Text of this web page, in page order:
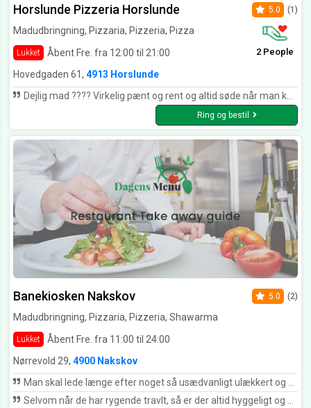
Horslunde Pizzeria Horslunde
Madudbringning, Pizzaria, Pizzeria, Pizza
Lukket Åbent Fre. fra 12:00 til 21:00
5.0 (1)
2 People
Hovedgaden 61, 4913 Horslunde
Dejlig mad ???? Virkelig pænt og rent og altid søde når man kommer????????
Ring og bestil
Banekiosken Nakskov
Madudbringning, Pizzaria, Pizzeria, Shawarma
Lukket Åbent Fre. fra 11:00 til 24:00
5.0 (2)
Nørrevold 29, 4900 Nakskov
Man skal lede længe efter noget så usædvanligt ulækkert og snusket som Banekiosken i Nakskov. Menuen ser ok ud og prisen også, men Holy fuck, det mad de slinger over disken kan slå en død hest ihjel. Deres koncept af en salat består af noget det ligner dag gammelt genbrug. Seriøst, min kæreste spiser ikke dressing med der var deressing på tomaterne og agurkerne, underligt ikke?? Hold jer langt væk fra den skumle pizza koisk i Nakskov.
Selvom når de har rygende travlt, så er der altid hyggeligt og deres hjemmelavede pitabrød med kebab er virkeligt yummy! Og så har de alle mulige drikkevarer, både klassikere og helt eksotiske. Banekioskens café kan klart anbefales!